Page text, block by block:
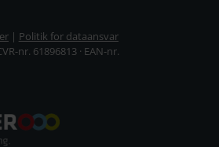
| Politik for dataansvar
nr. 61896813 · EAN-nr.